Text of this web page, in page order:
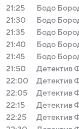
21:25
Бодо
21:30
Бодо
21:35
Бодо
21:40
Бодо
21:45
Бодо
21:50
Детектив
22:00
Детектив
22:05
Детектив
22:15
Детектив
22:25
Детектив